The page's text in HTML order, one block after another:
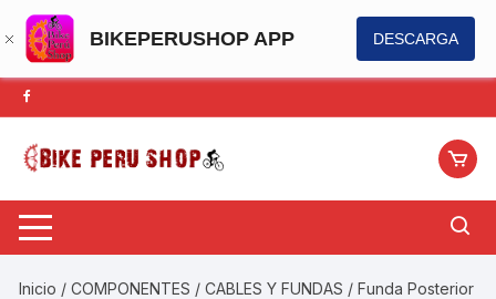
BIKEPERUSHOP APP DESCARGA
Saltar
al
contenido
Inicio /COMPONENTES /CABLES Y FUNDAS / Funda Posterior